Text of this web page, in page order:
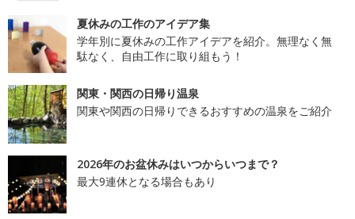
夏休みの工作のアイデア集
学年別に夏休みの工作アイデアを紹介。無理なく無
駄なく、自由工作に取り組もう！
関東・関西の日帰り温泉
関東や関西の日帰りできるおすすめの温泉をご紹介
2026年のお盆休みはいつからいつまで？
最大9連休となる場合もあり